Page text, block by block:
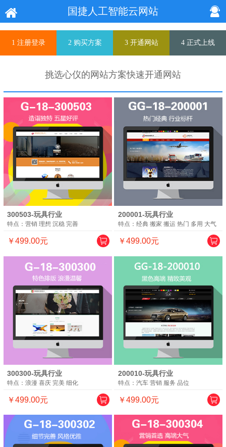
国捷人工智能云网站
1 注册登录 2 购买方案 3 开通网站 4 正式上线
挑选心仪的网站方案快速开通网站
300503-玩具行业
特点：营销 理想 沉稳 完善
￥499.00元
200001-玩具行业
特点：经典 搬家 搬运 热门 多用 大气
￥499.00元
300300-玩具行业
特点：浪漫 喜庆 完美 细化
￥499.00元
200010-玩具行业
特点：汽车 营销 服务 品位
￥499.00元